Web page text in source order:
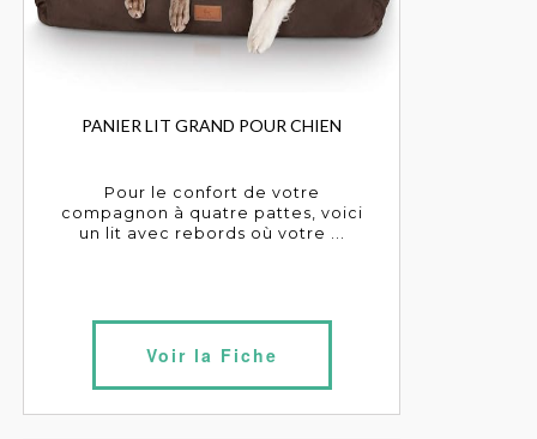
PANIER LIT GRAND POUR CHIEN
Pour le confort de votre
compagnon à quatre pattes, voici
un lit avec rebords où votre ...
Voir la Fiche